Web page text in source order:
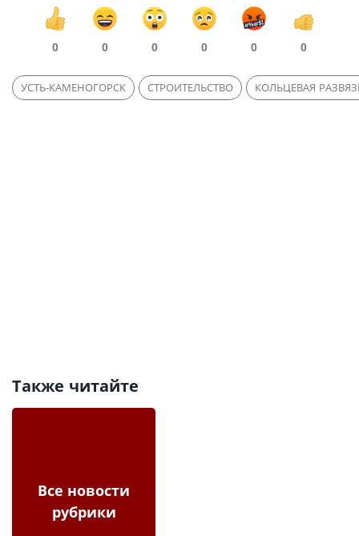
0 0 0 0 0 0
УСТЬ-КАМЕНОГОРСК СТРОИТЕЛЬСТВО КОЛЬЦЕВАЯ
Также читайте
Все новости
рубрики